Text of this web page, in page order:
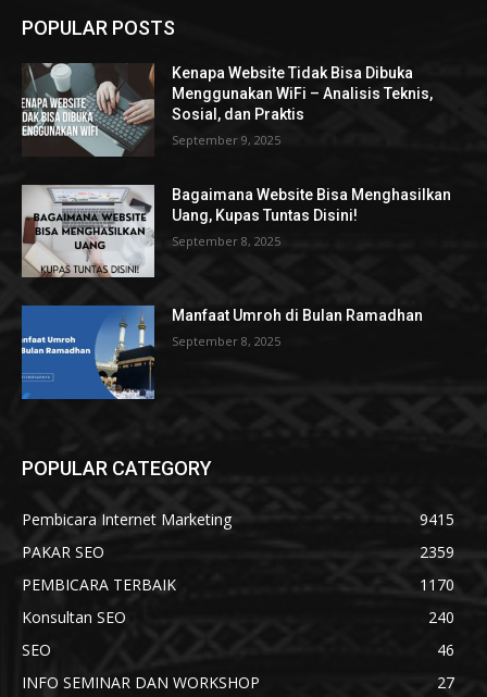
POPULAR POSTS
Kenapa Website Tidak Bisa Dibuka
Menggunakan WiFi – Analisis Teknis,
Sosial, dan Praktis
September 9, 2025
Bagaimana Website Bisa Menghasilkan
Uang, Kupas Tuntas Disini!
September 8, 2025
Manfaat Umroh di Bulan Ramadhan
September 8, 2025
POPULAR CATEGORY
Pembicara Internet Marketing
9415
PAKAR SEO
2359
PEMBICARA TERBAIK
1170
Konsultan SEO
240
SEO
46
INFO SEMINAR DAN WORKSHOP
27